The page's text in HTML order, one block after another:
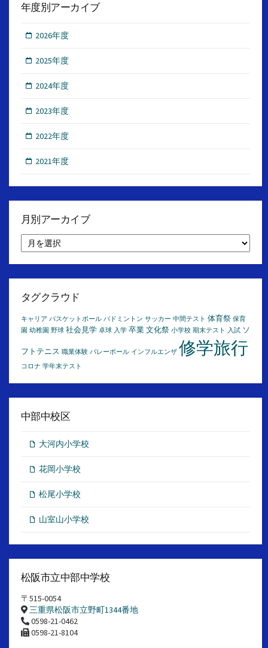
年度別アーカイブ
2026年度
2025年度
2024年度
2023年度
2022年度
2021年度
月別アーカイブ
別
ア
イ
タグクラウド
キャリア バスケットボール バドミントン サッカー 中間テスト 体育祭 保育
園 幼稚園 野球 社会見学 卓球 入学 卒業 文化祭 小学校 期末テスト 入試 ソ
フトテニス 職業体験 バレーボール インフルエンザ 修学旅行
コロナ 学年末テスト
中部中校区
大河内小学校
花岡小学校
松尾小学校
山室山小学校
松阪市立中部中学校
〒515-0054
三重県松阪市立野町1344番地
0598-21-0462
0598-21-8104